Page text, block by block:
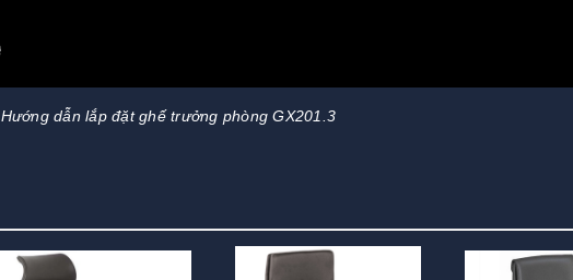
Hướng dẫn lắp đặt ghế trưởng phòng GX201.3